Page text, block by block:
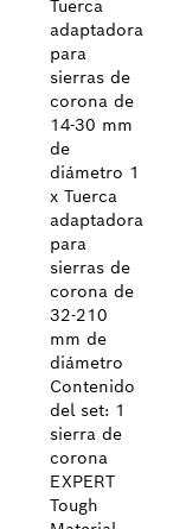
Tuerca
adaptadora
para
sierras de
corona de
14-30 mm
de
diámetro 1
x Tuerca
adaptadora
para
sierras de
corona de
32-210
mm de
diámetro
Contenido
del set: 1
sierra de
corona
EXPERT
Tough